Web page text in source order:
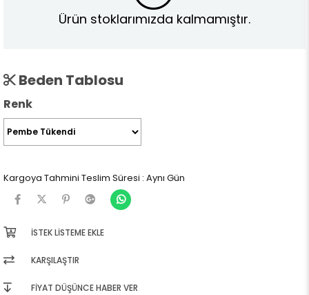
Ürün stoklarımızda kalmamıştır.
Beden Tablosu
Renk
Kargoya Tahmini Teslim Süresi : Aynı Gün
İSTEK LISTEME EKLE
KARŞILAŞTIR
FIYAT DÜŞÜNCE HABER VER